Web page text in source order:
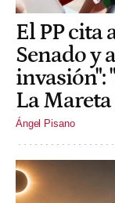
El PP cita
Senado y
invasión":
La Mareta
Ángel Pisano